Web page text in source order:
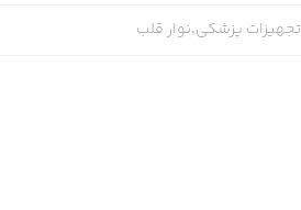
تجهیزات پزشکی,نوار قلب